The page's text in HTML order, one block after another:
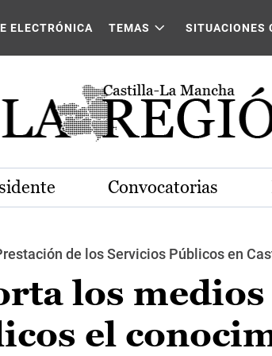
ELECTRÓNICA TEMAS SITUACIONES
Convocatorias
de los Servicios Públicos en
los medios
el